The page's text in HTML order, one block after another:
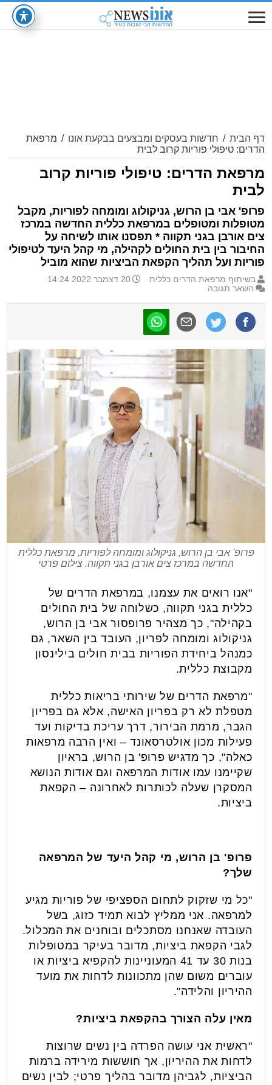
דף הבית / חדשות בעסקים ומבצעים בבקעת אונו / מרפאת
הדרים: טיפולי פוריות קרוב לבית
מרפאת הדרים: טיפולי פוריות קרוב
לבית
פרופ' אבי בן הרוש, גניקולוג ומומחה לפוריות, מקבל
מטופלות ומטופלים במרפאת כללית החדשה במרכז
צים אורבן בגני תקווה * תפסנו אותו לשיחה על
החיבור בין בית החולים לקהילה, מי קהל היעד לטיפולי
פוריות ועל תהליך הקפאת הביציות שהוא מוביל
בשיתוף מרפאת הדרים כללית
20 דצמבר 2022 14:24
השאר תגובה
פרופ' אבי בן הרוש, גניקולוג ומומחה לפוריות, מרפאת כללית
החדשה במרכז צים אורבן בגני תקווה. צילום פרטי
"אנו רואים את עצמנו, במרפאת הדרים של
כללית בגני תקווה, כשלוחה של בית החולים
בקהילה", כך מצהיר פרופסור אבי בן הרוש,
גניקולוג ומומחה לפריון, העובד בין השאר, גם
כמנהל ביחידת הפוריות בבית חולים בילינסון
מקבוצת כללית.
"מרפאת הדרים של שירותי בריאות כללית
מטפלת לא רק בפריון האישה, אלא גם בפריון
הגבר, מרמת הבירור, דרך עריכת בדיקות ועד
פעילות מכון אולטרסאונד – ואין הרבה מרפאות
כאלה", כך מדגיש פרופ' בן הרוש, בראיון
שקיימנו עמו אודות המרפאה וגם אודות הנושא
המסקרן שעלה לכותרות לאחרונה – הקפאת
ביציות.
פרופ' בן הרוש, מי קהל היעד של המרפאה
שלך?
"כל מי שזקוק לתחום הספציפי של פוריות מגיע
למרפאה. אני ממליץ לבוא תמיד כזוג, בשל
העובדה שאנחנו מסתכלים ובוחנים את המכלול.
לגבי הקפאת ביציות, מדובר בעיקר במטופלות
בנות 30 עד 41 המעוניינות להקפיא ביציות או
עוברים משום שהן מתכוונות לדחות את מועד
ההיריון והלידה".
מאין עלה הצורך בהקפאת ביציות?
"ראשית אני עושה הפרדה בין נשים שרוצות
לדחות את ההיריון, אך חוששות מירידה ברמות
הביציות, לגביהן מדובר בהליך פרטי; לבין נשים